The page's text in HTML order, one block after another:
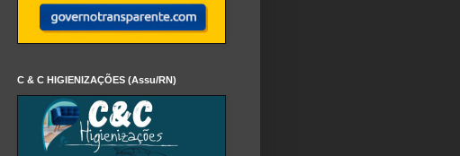
C & C HIGIENIZAÇÕES (Assu/RN)